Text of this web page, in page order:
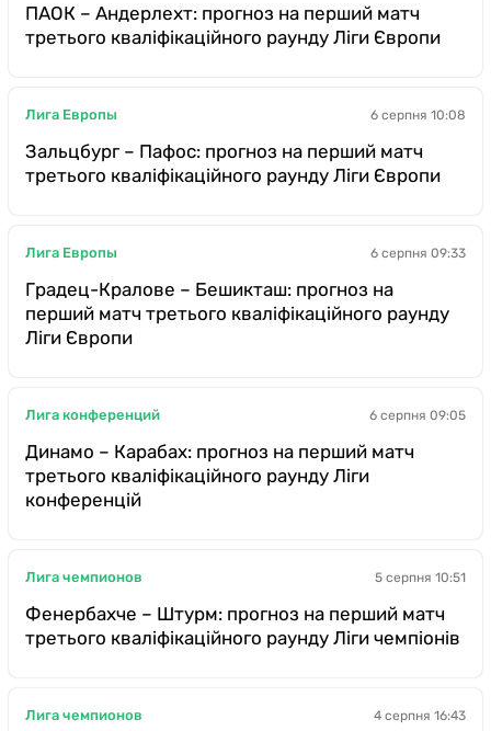
ПАОК – Андерлехт: прогноз на перший матч
третього кваліфікаційного раунду Ліги Європи
Лига Европы 6 серпня 10:08
Зальцбург – Пафос: прогноз на перший матч
третього кваліфікаційного раунду Ліги Європи
Лига Европы 6 серпня 09:33
Градец-Кралове – Бешикташ: прогноз на
перший матч третього кваліфікаційного раунду
Ліги Європи
Лига конференций 6 серпня 09:05
Динамо – Карабах: прогноз на перший матч
третього кваліфікаційного раунду Ліги
конференцій
Лига чемпионов 5 серпня 10:51
Фенербахче – Штурм: прогноз на перший матч
третього кваліфікаційного раунду Ліги чемпіонів
Лига чемпионов 4 серпня 16:43